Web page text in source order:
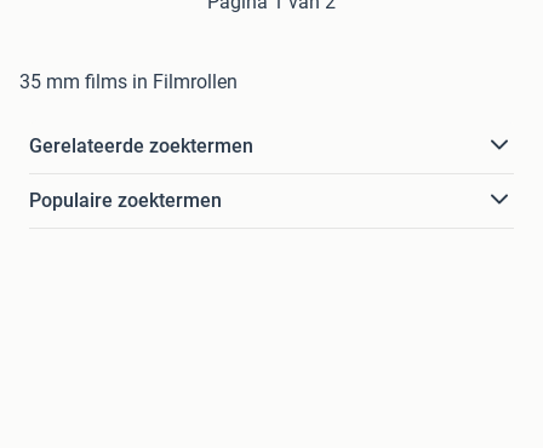
35 mm films in Filmrollen
Gerelateerde zoektermen
Populaire zoektermen